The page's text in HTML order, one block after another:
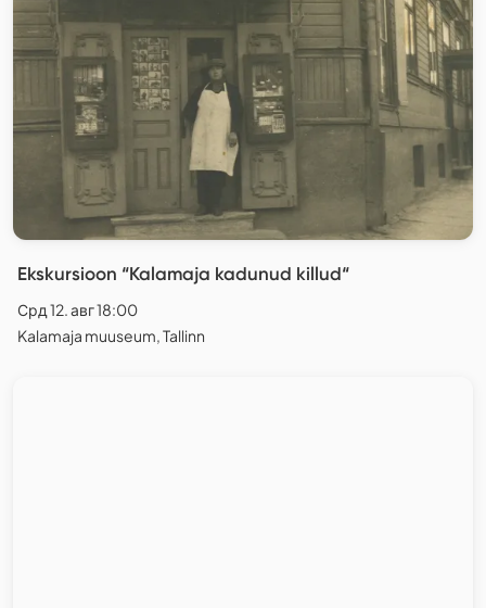
Ekskursioon “Kalamaja kadunud killud“
Срд 12. авг 18:00
Kalamaja muuseum, Tallinn